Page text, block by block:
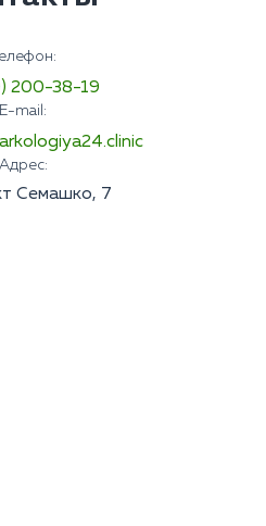
200-38-19
E-mail:
Адрес:
Семашко, 7